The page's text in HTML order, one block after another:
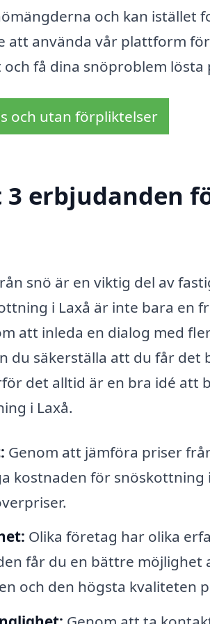
och kan istället
att använda vår plattform
få dina snöproblem
och utan förpliktelser
erbjudanden
snö är en viktig del av
i Laxå är inte bara en
att inleda en dialog med
du säkerställa att du får det
det alltid är en bra idé att
i Laxå.
Genom att jämföra priser
kostnaden för
Olika företag har olika
får du en bättre
och den högsta kvaliteten